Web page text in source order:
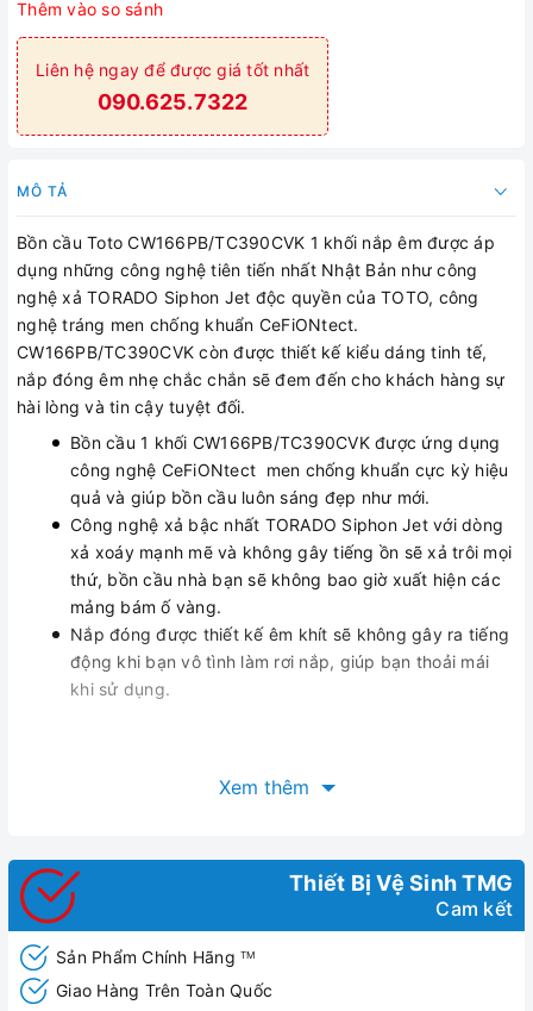
Thêm vào so sánh
Liên hệ ngay để được giá tốt nhất
090.625.7322
MÔ TẢ
Bồn cầu Toto CW166PB/TC390CVK 1 khối nắp êm được áp
dụng những công nghệ tiên tiến nhất Nhật Bản như công
nghệ xả TORADO Siphon Jet độc quyền của TOTO, công
nghệ tráng men chống khuẩn CeFiONtect.
CW166PB/TC390CVK còn được thiết kế kiểu dáng tinh tế,
nắp đóng êm nhẹ chắc chắn sẽ đem đến cho khách hàng sự
hài lòng và tin cậy tuyệt đối.
Bồn cầu 1 khối CW166PB/TC390CVK được ứng dụng
công nghệ CeFiONtect men chống khuẩn cực kỳ hiệu
quả và giúp bồn cầu luôn sáng đẹp như mới.
Công nghệ xả bậc nhất TORADO Siphon Jet với dòng
xả xoáy mạnh mẽ và không gây tiếng ồn sẽ xả trôi mọi
thứ, bồn cầu nhà bạn sẽ không bao giờ xuất hiện các
mảng bám ố vàng.
Nắp đóng được thiết kế êm khít sẽ không gây ra tiếng
động khi bạn vô tình làm rơi nắp, giúp bạn thoải mái
khi sử dụng.
Xem thêm
Thiết Bị Vệ Sinh TMG
Cam kết
Sản Phẩm Chính Hãng TM
Giao Hàng Trên Toàn Quốc